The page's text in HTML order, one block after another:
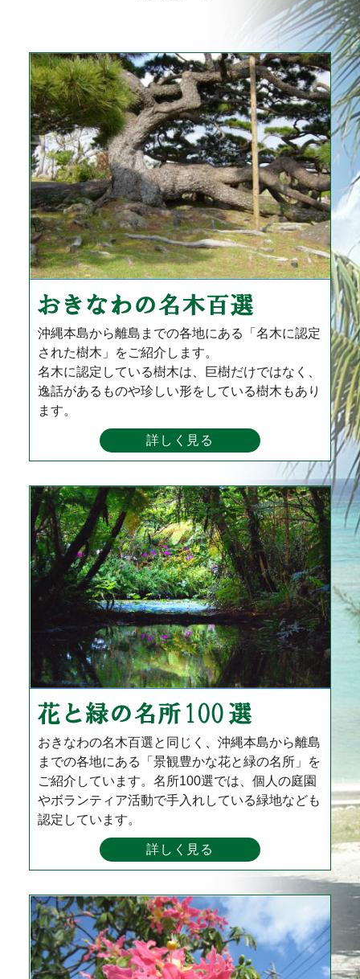
沖縄本島から離島までの各地にある「名木に認定
された樹木」をご紹介します。
名木に認定している樹木は、巨樹だけではなく、
逸話があるものや珍しい形をしている樹木もあり
ます。
詳しく見る
おきなわの名木百選と同じく、沖縄本島から離島
までの各地にある「景観豊かな花と緑の名所」を
ご紹介しています。名所100選では、個人の庭園
やボランティア活動で手入れしている緑地なども
認定しています。
詳しく見る